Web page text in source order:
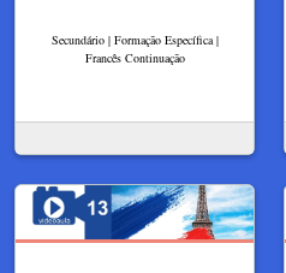
Secundário | Formação Específica |
Francês Continuação